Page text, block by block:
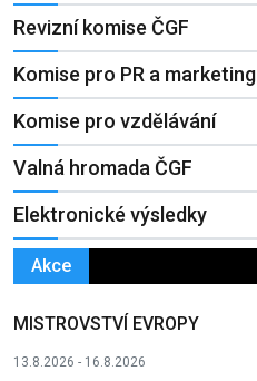
Revizní komise ČGF
Komise pro PR a marketing
Komise pro vzdělávání
Valná hromada ČGF
Elektronické výsledky
Akce
MISTROVSTVÍ EVROPY
13.8.2026 - 16.8.2026